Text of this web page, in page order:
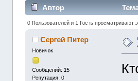
Автор
0 Пользователей и 1 Гость просматривают
Сергей Питер
Новичок
Сообщений: 15
Репутация: 0